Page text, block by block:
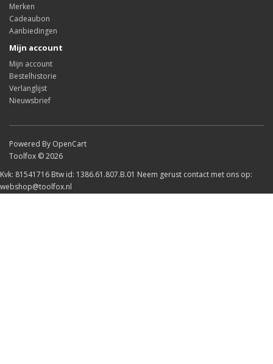
Merken
Cadeaubon
Aanbiedingen
Mijn account
Mijn account
Bestelhistorie
Verlanglijst
Nieuwsbrief
Powered By OpenCart
Toolfox © 2026
Kvk: 81541716 Btw id: 1386.61.807.B.01 Neem gerust contact met ons op:
webshop@toolfox.nl